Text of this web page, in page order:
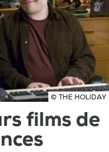
© THE HOLIDAY
films de